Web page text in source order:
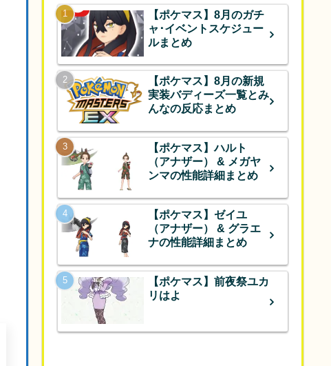
【ポケマス】8月のガチ
ャ･イベントスケジュー
ルまとめ
【ポケマス】8月の新規
実装バディーズ一覧とみ
んなの反応まとめ
【ポケマス】ハルト
（アナザー） & メガヤ
ンマの性能詳細まとめ
【ポケマス】ゼイユ
（アナザー） & グラエ
ナの性能詳細まとめ
【ポケマス】前夜祭ユカ
リはよ